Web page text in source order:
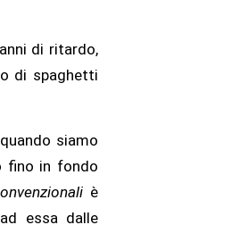
di ritardo,
di spaghetti
siamo
fino in fondo
è
essa dalle